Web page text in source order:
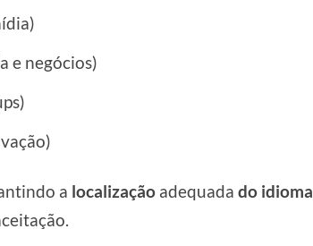
e negócios)
a localização adequadado idioma